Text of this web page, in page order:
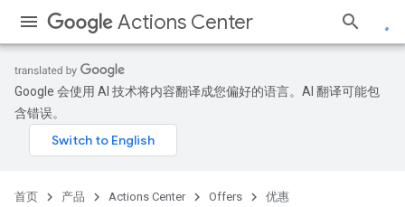
Actions Center
Google 会使用 AI 技术将内容翻译成您偏好的语言。AI 翻译可能包
含错误。
首页 产品 Actions Center Offers 优惠